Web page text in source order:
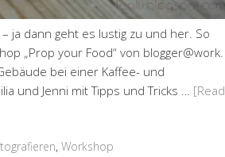
ja dann geht es lustig zu und her. So
„Prop your Food“ von blogger@work.
bei einer Kaffee- und
und Jenni mit Tipps und Tricks … [Read
, Workshop